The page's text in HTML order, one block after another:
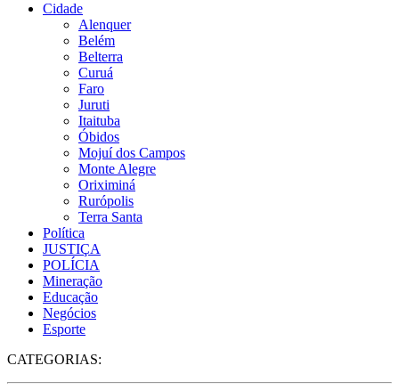
Cidade
Alenquer
Belém
Belterra
Curuá
Faro
Juruti
Itaituba
Óbidos
Mojuí dos Campos
Monte Alegre
Oriximiná
Rurópolis
Terra Santa
Política
JUSTIÇA
POLÍCIA
Mineração
Educação
Negócios
Esporte
CATEGORIAS: